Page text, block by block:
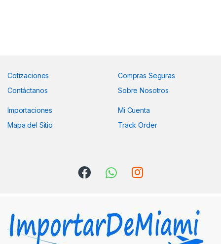
Cotizaciones
Contáctanos
Compras Seguras
Sobre Nosotros
Importaciones
Mapa del Sitio
Mi Cuenta
Track Order